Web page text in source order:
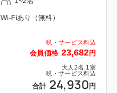
税・サービス料込
会員価格 23,682円
大人 2名 1 室
税・サービス料込
合計 24,930円
Wi-Fiあり（無料）